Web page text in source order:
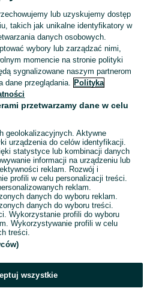
jeszcze żadnych ocen
z Przesyłką OLX,
osób, która wystawi mu ocenę.
lub uzyskujemy dostęp
takich jak unikalne identyfikatory w
danych osobowych.
wybory lub zarządzać nimi,
momencie na stronie polityki
sygnalizowane naszym partnerom
dane przeglądania. Polityka
przetwarzamy dane w celu
geolokalizacyjnych. Aktywne
urządzenia do celów identyfikacji.
statystyce lub kombinacji danych
informacji na urządzeniu lub
reklam. Rozwój i
profili w celu personalizacji treści.
reklam.
danych do wyboru reklam.
danych do wyboru treści.
Wykorzystanie profili do wyboru
Wykorzystywanie profili w celu
treści.
wszystkie